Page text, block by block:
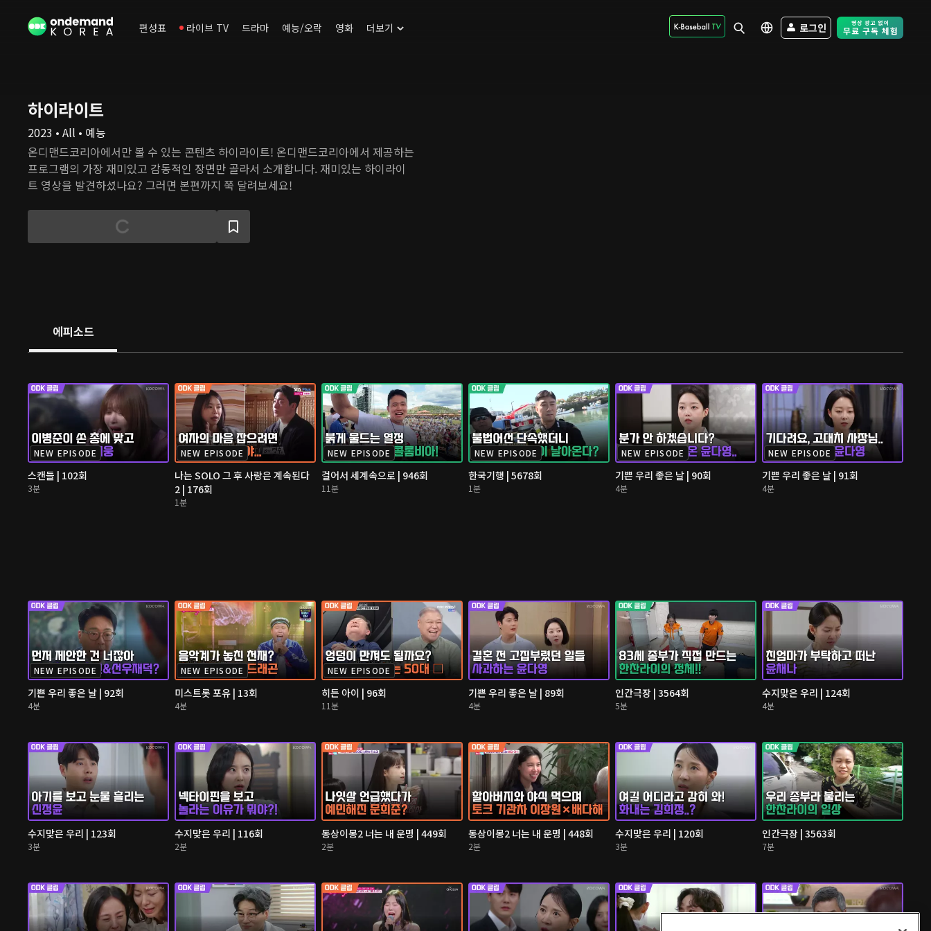
편성표 라이브 TV 드라마 예능/오락 영화 더보기 로그인 Free Trial -
하이라이트
2023 • All • 예능
온디맨드코리아에서만 볼 수 있는 콘텐츠 하이라이트! 온디맨드코리아에서 제공하는
프로그램의 가장 재미있고 감동적인 장면만 골라서 소개합니다. 재미있는 하이라이
트 영상을 발견하셨나요? 그러면 본편까지 쭉 달려보세요!
에피소드
NEW EPISODE
스캔들 | 102회
3분
NEW EPISODE
나는 SOLO 그 후 사랑은 계속된다
2 | 176회
1분
NEW EPISODE
걸어서 세계속으로 | 946회
11분
NEW EPISODE
한국기행 | 5678회
1분
NEW EPISODE
기쁜 우리 좋은 날 | 90회
4분
NEW EPISODE
기쁜 우리 좋은 날 | 91회
4분
NEW EPISODE
기쁜 우리 좋은 날 | 92회
4분
NEW EPISODE
미스트롯 포유 | 13회
4분
NEW EPISODE
히든 아이 | 96회
11분
기쁜 우리 좋은 날 | 89회
4분
인간극장 | 3564회
5분
수지맞은 우리 | 124회
4분
수지맞은 우리 | 123회
3분
수지맞은 우리 | 116회
2분
동상이몽2 너는 내 운명 | 449회
2분
동상이몽2 너는 내 운명 | 448회
2분
수지맞은 우리 | 120회
3분
인간극장 | 3563회
7분